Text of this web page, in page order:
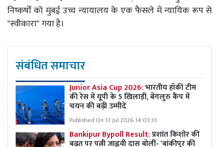
निष्कर्षों को मुंबई उच्च न्यायालय के एक फैसले में न्यायिक रूप से
"स्वीकारा" गया है।
संबंधित समाचार
Junior Asia Cup 2026:भारतीय हॉकी टीम
की रेस में यूपी के 5 खिलाड़ी, बेंगलुरु कैंप में
चयन की बढ़ी उम्मीदें
Published On 31 Jul 2026 14:03:33
Bankipur Bypoll Result:प्रशांत किशोर की
बढ़त पर पत्नी जाह्नवी दास बोलीं- ‘बांकीपुर की